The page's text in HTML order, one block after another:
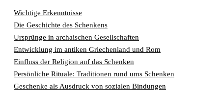
Wichtige Erkenntnisse
Die Geschichte des Schenkens
Ursprünge in archaischen Gesellschaften
Entwicklung im antiken Griechenland und Rom
Einfluss der Religion auf das Schenken
Persönliche Rituale: Traditionen rund ums Schenken
Geschenke als Ausdruck von sozialen Bindungen